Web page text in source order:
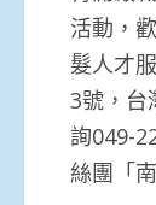
活動，
髮人才
3號，台
詢049-
絲團「